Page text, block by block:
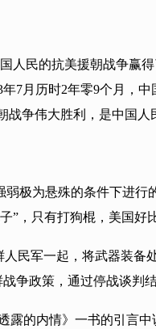
人民的抗美援朝战争
7月历时2年零9个月
争伟大胜利，是中国
极为悬殊的条件下进
”，只有打狗棍，美国好
民军一起，将武器装
争政策，通过停战谈判结
的内情》一书的引言